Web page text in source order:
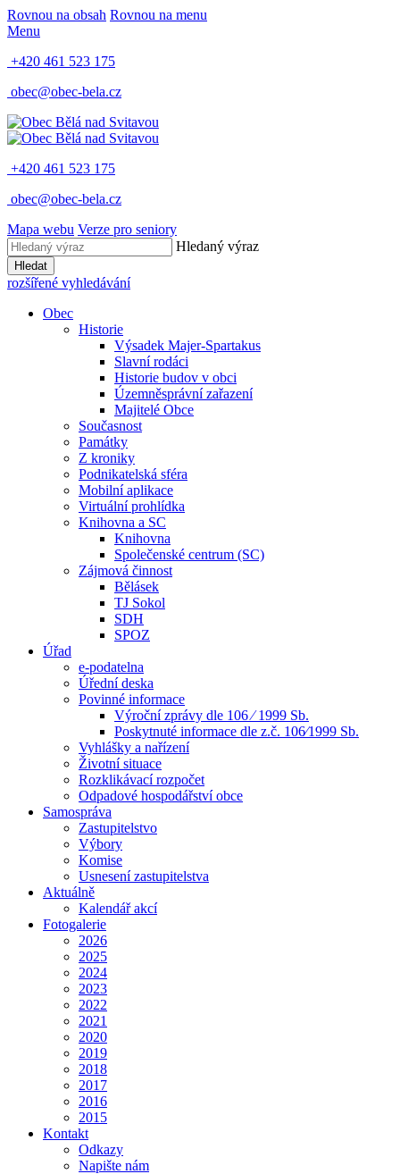
Rovnou na obsah Rovnou na menu
Menu
+420 461 523 175
obec@obec-bela.cz
+420 461 523 175
obec@obec-bela.cz
Mapa webu Verze pro seniory
Hledaný výraz
Hledat
rozšířené vyhledávání
Obec
Historie
Výsadek Majer-Spartakus
Slavní rodáci
Historie budov v obci
Územněsprávní zařazení
Majitelé Obce
Současnost
Památky
Z kroniky
Podnikatelská sféra
Mobilní aplikace
Virtuální prohlídka
Knihovna a SC
Knihovna
Společenské centrum (SC)
Zájmová činnost
Bělásek
TJ Sokol
SDH
SPOZ
Úřad
e-podatelna
Úřední deska
Povinné informace
Výroční zprávy dle 106 ⁄ 1999 Sb.
Poskytnuté informace dle z.č. 106⁄1999 Sb.
Vyhlášky a nařízení
Životní situace
Rozklikávací rozpočet
Odpadové hospodářství obce
Samospráva
Zastupitelstvo
Výbory
Komise
Usnesení zastupitelstva
Aktuálně
Kalendář akcí
Fotogalerie
2026
2025
2024
2023
2022
2021
2020
2019
2018
2017
2016
2015
Kontakt
Odkazy
Napište nám